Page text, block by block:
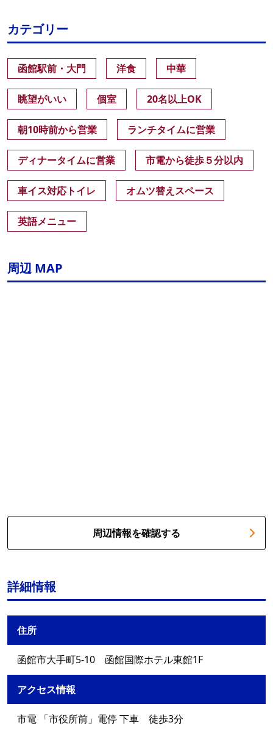
カテゴリー
函館駅前・大門 洋食 中華
眺望がいい 個室 20名以上OK
朝10時前から営業 ランチタイムに営業
ディナータイムに営業 市電から徒歩５分以内
車イス対応トイレ オムツ替えスペース
英語メニュー
周辺 MAP
周辺情報を確認する
詳細情報
住所
函館市大手町5-10 函館国際ホテル東館1F
アクセス情報
市電 「市役所前」電停 下車 徒歩3分